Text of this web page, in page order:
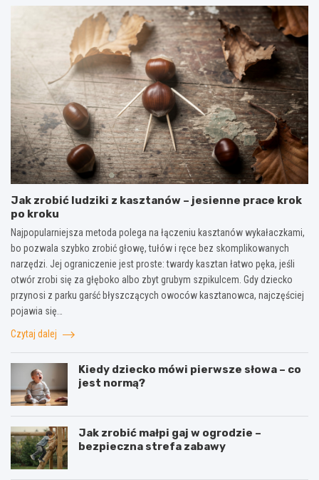
Jak zrobić ludziki z kasztanów – jesienne prace krok
po kroku
Najpopularniejsza metoda polega na łączeniu kasztanów wykałaczkami,
bo pozwala szybko zrobić głowę, tułów i ręce bez skomplikowanych
narzędzi. Jej ograniczenie jest proste: twardy kasztan łatwo pęka, jeśli
otwór zrobi się za głęboko albo zbyt grubym szpikulcem. Gdy dziecko
przynosi z parku garść błyszczących owoców kasztanowca, najczęściej
pojawia się…
Czytaj dalej
Kiedy dziecko mówi pierwsze słowa – co
jest normą?
Jak zrobić małpi gaj w ogrodzie –
bezpieczna strefa zabawy